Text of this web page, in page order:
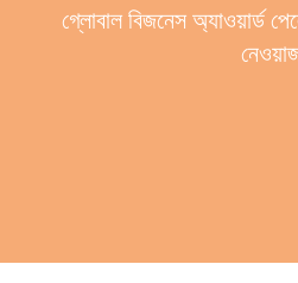
গ্লোবাল বিজনেস অ্যাওয়ার্ড